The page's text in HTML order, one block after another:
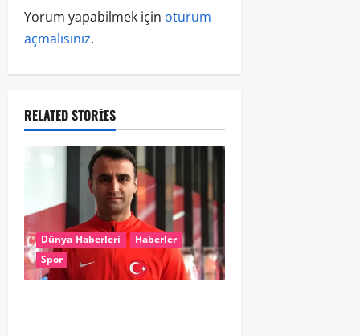
Yorum yapabilmek için oturum
açmalısınız.
RELATED STORIES
Dünya Haberleri
Haberler
Spor